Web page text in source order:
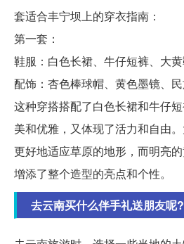
套适合丰宁坝上的穿衣指南：
第一套：
鞋服：白色长裙、牛仔短裤、大
配饰：杏色棒球帽、黄色墨镜、
这种穿搭搭配了白色长裙和牛仔
美和优雅，又体现了活力和自由
更好地适应草原的地形，而明亮
增添了整个造型的亮点和个性。
去云南买什么伴手礼送朋友呢?